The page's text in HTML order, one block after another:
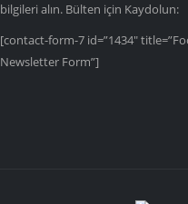
bilgileri alın. Bülten için Kaydolun:
[contact-form-7 id=”1434″
Newsletter Form”]